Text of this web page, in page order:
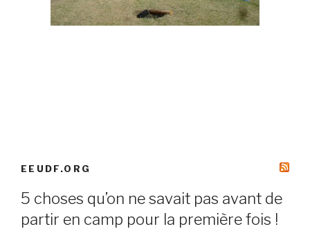
EEUDF.ORG
5 choses qu’on ne savait pas avant de
partir en camp pour la première fois !